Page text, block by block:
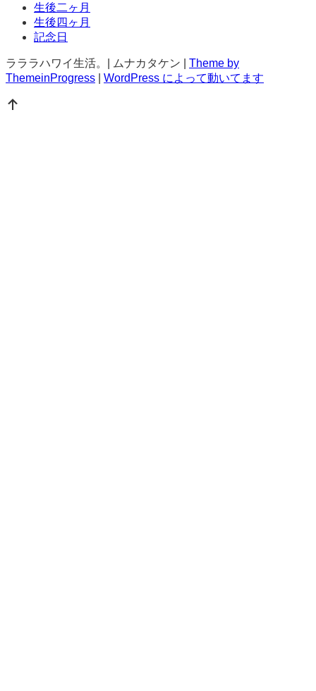
生後二ヶ月
生後四ヶ月
記念日
ラララハワイ生活。| ムナカタケン | Theme by
ThemeinProgress
WordPress によって動いてます